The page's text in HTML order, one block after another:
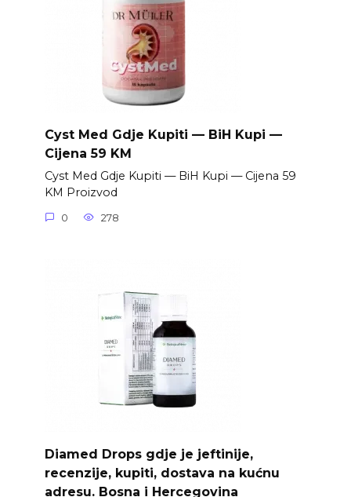
Cyst Med Gdje Kupiti — BiH Kupi —
Cijena 59 KM
Cyst Med Gdje Kupiti — BiH Kupi — Cijena 59
KM Proizvod
0 278
Diamed Drops gdje je jeftinije,
recenzije, kupiti, dostava na kućnu
adresu. Bosna i Hercegovina